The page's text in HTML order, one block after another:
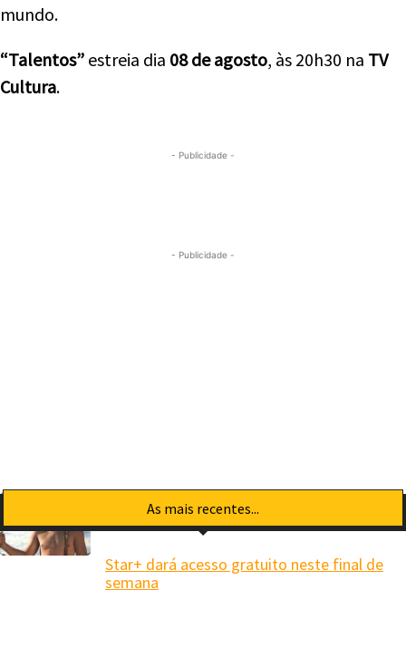
mundo.
“Talentos” estreia dia 08 de agosto, às 20h30 na TV
Cultura.
- Publicidade -
- Publicidade -
As mais recentes...
Star+ dará acesso gratuito neste final de
semana